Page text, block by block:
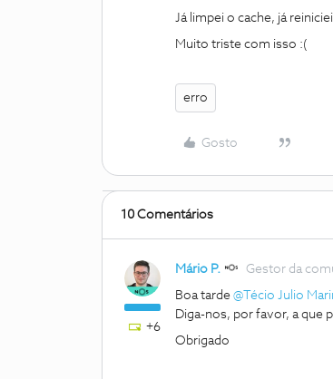
Já limpei o cache, já
Muito triste com isso :(
erro
Gosto
10 Comentários
+6
Mário P. Gestor da
Boa tarde @Técio Julio
Diga-nos, por favor, a que
Obrigado